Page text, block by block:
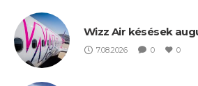
Wizz Air késések
7.08.2026 0 0